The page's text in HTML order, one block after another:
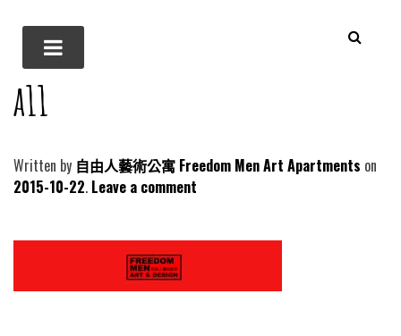
a11
Written by 自由人藝術公寓 Freedom Men Art Apartments
2015-10-22 Leave a comment